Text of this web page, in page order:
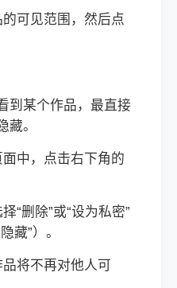
的可见范围，然后点
到某个作品，最直接
藏。
面中，点击右下角的
“删除”或“设为私密”
藏”）。
品将不再对他人可